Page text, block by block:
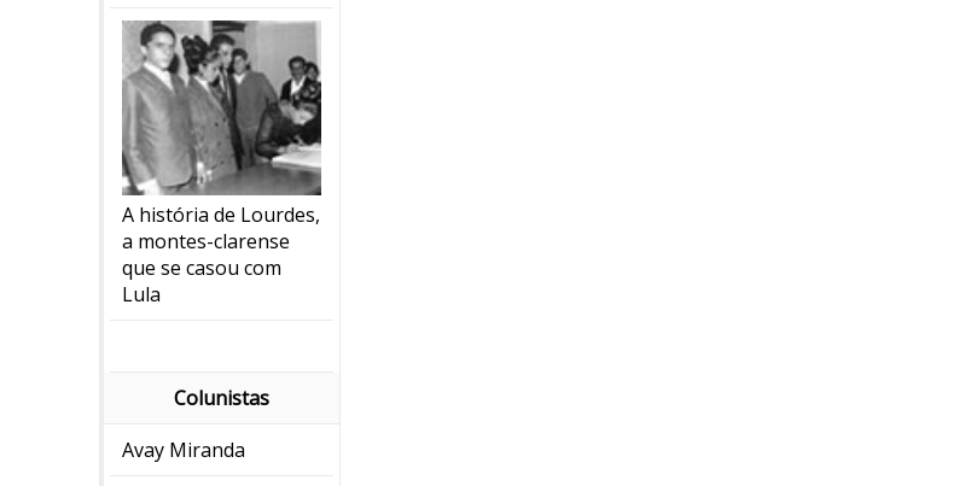
A história de Lourdes,
a montes-clarense
que se casou com
Lula
Colunistas
Avay Miranda